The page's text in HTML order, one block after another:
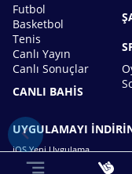
Futbol
Basketbol
Tenis
Canlı Yayın
Canlı Sonuçlar
CANLI BAHİS
UYGULAMAYI
iOS Yeni Uygulama